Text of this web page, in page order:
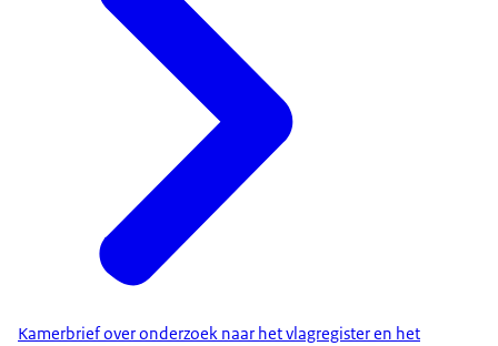
Kamerbrief over onderzoek naar het vlagregister en het